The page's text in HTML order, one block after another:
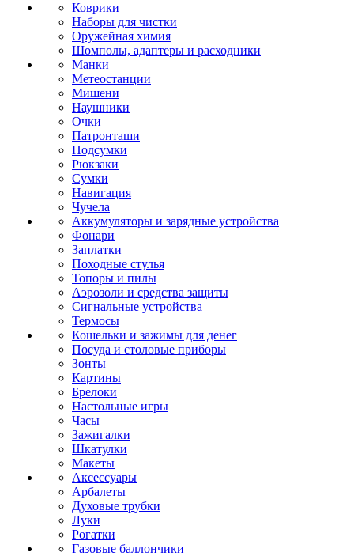
Коврики
Наборы для чистки
Оружейная химия
Шомполы, адаптеры и расходники
Манки
Метеостанции
Мишени
Наушники
Очки
Патронташи
Подсумки
Рюкзаки
Сумки
Навигация
Чучела
Аккумуляторы и зарядные устройства
Фонари
Заплатки
Походные стулья
Топоры и пилы
Аэрозоли и средства защиты
Сигнальные устройства
Термосы
Кошельки и зажимы для денег
Посуда и столовые приборы
Зонты
Картины
Брелоки
Настольные игры
Часы
Зажигалки
Шкатулки
Макеты
Аксессуары
Арбалеты
Духовые трубки
Луки
Рогатки
Газовые баллончики